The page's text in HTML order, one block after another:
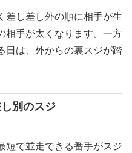
差し差し外の順に相手が生
相手が太くなります。一方
日は、外からの裏スジが踏
別のスジ
短で並走できる番手がスジ